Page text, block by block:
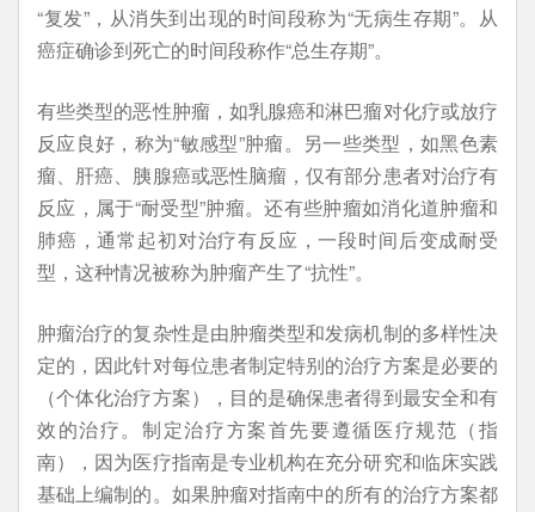
“复发”，从消失到出现的时间段称为“无病生存期”。从
癌症确诊到死亡的时间段称作“总生存期”。
有些类型的恶性肿瘤，如乳腺癌和淋巴瘤对化疗或放疗
反应良好，称为“敏感型”肿瘤。另一些类型，如黑色素
瘤、肝癌、胰腺癌或恶性脑瘤，仅有部分患者对治疗有
反应，属于“耐受型”肿瘤。还有些肿瘤如消化道肿瘤和
肺癌，通常起初对治疗有反应，一段时间后变成耐受
型，这种情况被称为肿瘤产生了“抗性”。
肿瘤治疗的复杂性是由肿瘤类型和发病机制的多样性决
定的，因此针对每位患者制定特别的治疗方案是必要的
（个体化治疗方案），目的是确保患者得到最安全和有
效的治疗。制定治疗方案首先要遵循医疗规范（指
南），因为医疗指南是专业机构在充分研究和临床实践
基础上编制的。如果肿瘤对指南中的所有的治疗方案都